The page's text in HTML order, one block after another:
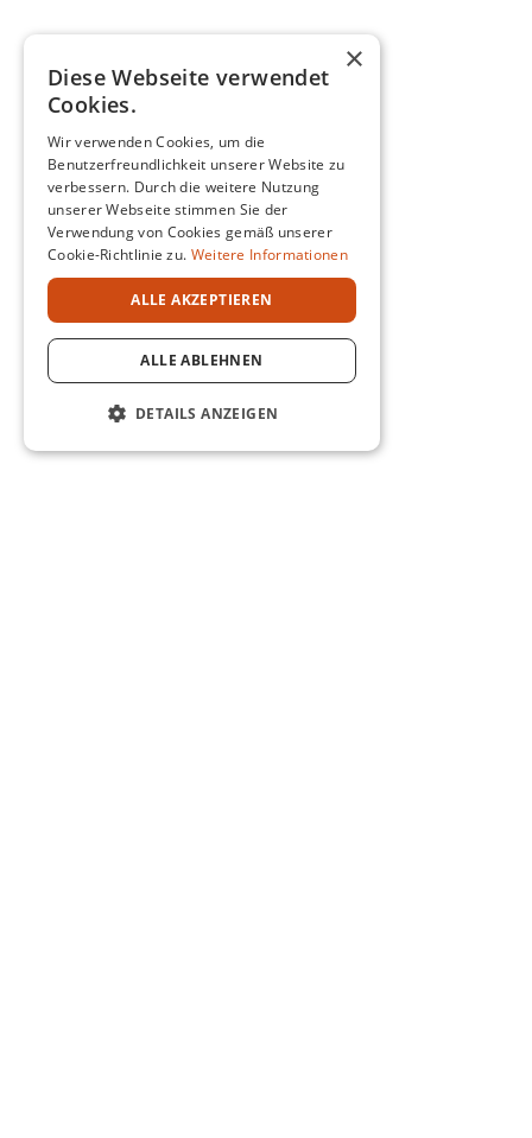
×
Diese Webseite verwendet
Cookies.
Wir verwenden Cookies, um die
Benutzerfreundlichkeit unserer Website zu
verbessern. Durch die weitere Nutzung
unserer Webseite stimmen Sie der
Verwendung von Cookies gemäß unserer
Cookie-Richtlinie zu. Weitere Informationen
ALLE AKZEPTIEREN
ALLE ABLEHNEN
DETAILS ANZEIGEN